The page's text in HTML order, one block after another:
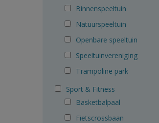
Binnenspeeltuin
Natuurspeeltuin
Openbare speeltuin
Speeltuinvereniging
Trampoline park
Sport & Fitness
Basketbalpaal
Fietscrossbaan